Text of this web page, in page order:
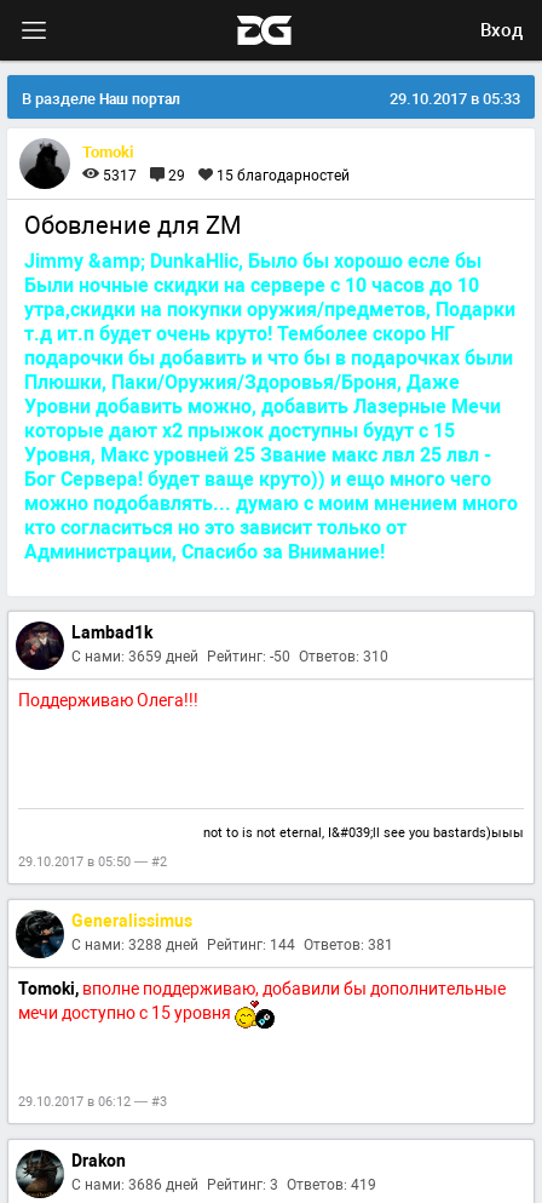
Вход
В разделе Наш портал 29.10.2017 в 05:33
Tomoki
5317 29 15 благодарностей
Обовление для ZM
Jimmy &amp; DunkaHlic, Было бы хорошо есле бы
Были ночные скидки на сервере с 10 часов до 10
утра,скидки на покупки оружия/предметов, Подарки
т.д ит.п будет очень круто! Темболее скоро НГ
подарочки бы добавить и что бы в подарочках были
Плюшки, Паки/Оружия/Здоровья/Броня, Даже
Уровни добавить можно, добавить Лазерные Мечи
которые дают х2 прыжок доступны будут с 15
Уровня, Макс уровней 25 Звание макс лвл 25 лвл -
Бог Сервера! будет ваще круто)) и ещо много чего
можно подобавлять... думаю с моим мнением много
кто согласиться но это зависит только от
Администрации, Спасибо за Внимание!
Lambad1k
С нами: 3659 дней Рейтинг: -50 Ответов: 310
Поддерживаю Олега!!!
not to is not eternal, I&#039;ll see you bastards)ыыы
29.10.2017 в 05:50 — #2
Generalissimus
С нами: 3288 дней Рейтинг: 144 Ответов: 381
Tomoki, вполне поддерживаю, добавили бы дополнительные
мечи доступно с 15 уровня
29.10.2017 в 06:12 — #3
Drakon
С нами: 3686 дней Рейтинг: 3 Ответов: 419